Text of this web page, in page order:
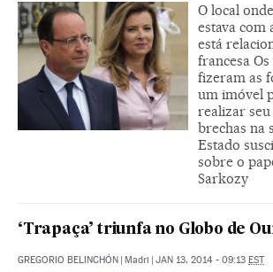
O local
estava com
está
francesa
fizeram as
um imóvel
realizar
brechas na
Estado
sobre o
Sarkozy
‘Trapaça’ triunfa no Globo de
GREGORIO BELINCHÓN | Madri | JAN 13, 2014 - 09:13 EST